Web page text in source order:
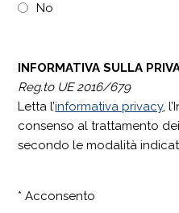
No
INFORMATIVA SULLA
Reg.to UE 2016/679
Letta l’informativa privacy,
consenso al trattamento
secondo le modalità
* Acconsento